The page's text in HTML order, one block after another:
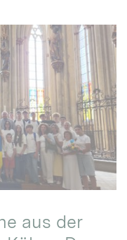
aus der